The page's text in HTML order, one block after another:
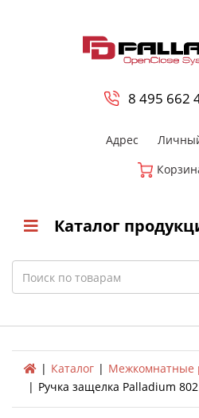
8 495 662
Адрес
Каталог
Search
Каталог
Межкомнатные
Ручка защелка Palladium 802